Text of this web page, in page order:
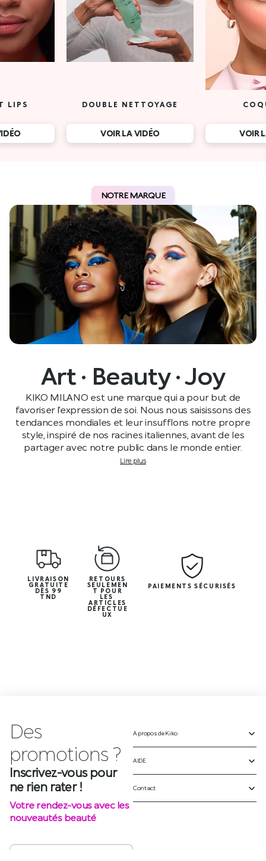
LIPS DOUBLE NETTOYAGE
VOIR LA VIDÉO VOIR
NOTRE MARQUE
Art · Beauty · Joy
KIKO MILANO est une marque qui a pour but de
favoriser l’expression de soi. Nous nous saisissons des
tendances mondiales et leur insufflons notre propre
style, inspiré de nos racines italiennes, avant de les
partager avec notre public dans le monde entier.
Lire plus
LIVRAISON
GRATUITE
DÈS 99
TND
RETOURS
SEULEMEN
T POUR
LES
ARTICLES
DÉFECTUE
UX
PAIEMENTS SÉCURISÉS
Des
Inscrivez-vous pour
ne rien rater !
Votre rendez-vous avec les
nouveautés beauté
A propos de Kiko
AIDE
Contact